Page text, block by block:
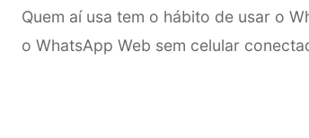
Quem aí usa tem o hábito de usar o
o WhatsApp Web sem celular